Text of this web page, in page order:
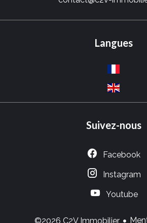
Langues
Suivez-nous
Facebook
Instagram
Youtube
©2026 C2V Immobilier